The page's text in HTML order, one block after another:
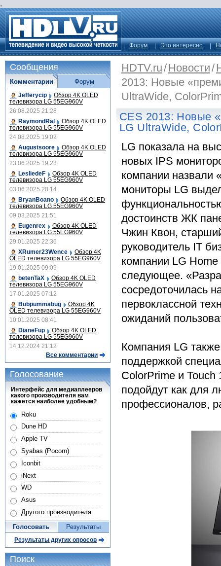
.
Форум Это интересно
HDTV.ru/Новости/
2013: Новые
UltraWide,
CES 2013: Новые
LG UltraWide,
LG показала на
новых IPS
компании
мониторы LG
достоинств ЖК
Чжин Квон,
руководитель IT
компании LG
следующее.
сосредоточилась
первоклассной
ожиданий
Компания LG
поддержкой
ColorPrime и Touch
подойдут как для
профессионалов,
Сообщения
Комментарии
Jefferycip Обзор 4K OLED
телевизора LG 55EG960V
26.08.2025 21:28
RaymondRal
Обзор 4K OLED
телевизора LG 55EG960V
24.08.2025 19:02
Augustsoore
Обзор 4K OLED
телевизора LG 55EG960V
23.06.2025 19:28
LesliedeF
Обзор 4K OLED
телевизора LG 55EG960V
03.06.2025 20:14
BryanBoano
Обзор 4K OLED
телевизора LG 55EG960V
09.03.2025 21:51
Eugenrex
Обзор 4K OLED
телевизора LG 55EG960V
29.01.2025 22:36
XRumer23Wence
Обзор 4K
OLED телевизора LG 55EG960V
19.01.2025 09:09
betenTaX
Обзор 4K OLED
телевизора LG 55EG960V
17.01.2025 07:12
Bubpummabug
Обзор 4K
OLED телевизора LG 55EG960V
10.01.2025 08:41
DianeFup
Обзор 4K OLED
телевизора LG 55EG960V
14.12.2024 21:12
Все комментарии
Форум
Голосование
Интерфейс для медиаплееров
какого производителя вам
кажется наиболее удобным?
Roku
Dune HD
Apple TV
Syabas (Pocorn)
Iconbit
iNext
WD
Asus
Другого производителя
Голосовать Результаты
Результаты других опросов
Поиск